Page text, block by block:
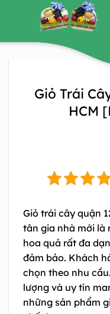
Giỏ Trái
HCM
Giỏ trái cây quận
tân gia nhà mới là
hoa quả rất đa
đảm bảo. Khách
chọn theo nhu
lượng và uy tín
những sản phẩm